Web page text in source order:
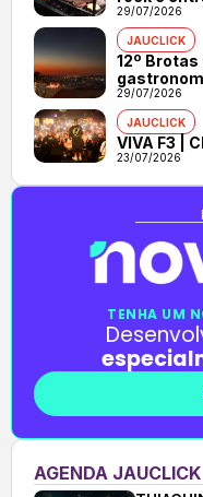
29/07/2026
JAUCLICK
12º
29/07/2026
JAUCLICK
VIVA F3 |
23/07/2026
TENHA UM
AGENDA JAUCLICK